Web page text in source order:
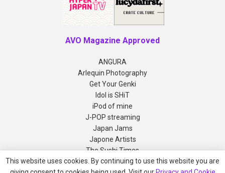
AVO Magazine Approved
ANGURA
Arlequin Photography
Get Your Genki
Idol is SHiT
iPod of mine
J-POP streaming
Japan Jams
Japone Artists
The Sushi Times
This website uses cookies. By continuing to use this website you are